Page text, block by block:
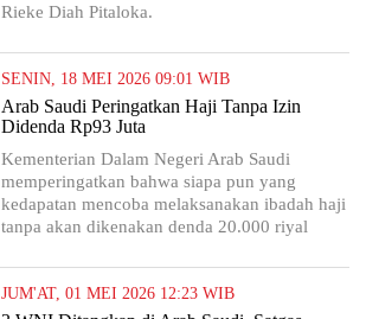
Rieke Diah Pitaloka.
SENIN, 18 MEI 2026 09:01 WIB
Arab Saudi Peringatkan Haji Tanpa Izin
Didenda Rp93 Juta
Kementerian Dalam Negeri Arab Saudi
memperingatkan bahwa siapa pun yang
kedapatan mencoba melaksanakan ibadah haji
tanpa akan dikenakan denda 20.000 riyal
JUM'AT, 01 MEI 2026 12:23 WIB